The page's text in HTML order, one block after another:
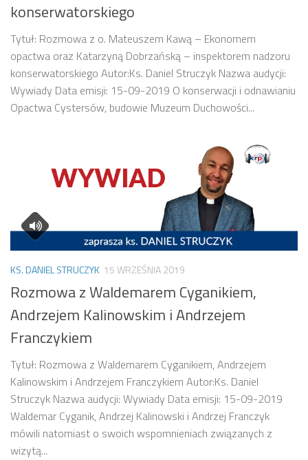
konserwatorskiego
Tytuł: Rozmowa z o. Mateuszem Kawą – Ekonomem
opactwa oraz Katarzyną Dobrzańską – inspektorem nadzoru
konserwatorskiego Autor:Ks. Daniel Struczyk Nazwa audycji:
Wywiady Data emisji: 15-09-2019 O konserwacji i odnawianiu
Opactwa Cystersów, budowie Muzeum Duchowości...
KS. DANIEL STRUCZYK 15 WRZEŚNIA 2019
Rozmowa z Waldemarem Cyganikiem,
Andrzejem Kalinowskim i Andrzejem
Franczykiem
Tytuł: Rozmowa z Waldemarem Cyganikiem, Andrzejem
Kalinowskim i Andrzejem Franczykiem Autor:Ks. Daniel
Struczyk Nazwa audycji: Wywiady Data emisji: 15-09-2019
Waldemar Cyganik, Andrzej Kalinowski i Andrzej Franczyk
mówili natomiast o swoich wspomnieniach związanych z
wizytą...